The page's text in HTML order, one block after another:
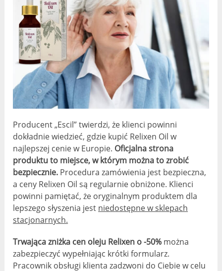
Producent „Escil” twierdzi, że klienci powinni
dokładnie wiedzieć, gdzie kupić Relixen Oil w
najlepszej cenie w Europie. Oficjalna strona
produktu to miejsce, w którym można to zrobić
bezpiecznie. Procedura zamówienia jest bezpieczna,
a ceny Relixen Oil są regularnie obniżone. Klienci
powinni pamiętać, że oryginalnym produktem dla
lepszego słyszenia jest niedostępne w sklepach
stacjonarnych.
Trwająca zniżka cen oleju Relixen o -50% można
zabezpieczyć wypełniając krótki formularz.
Pracownik obsługi klienta zadzwoni do Ciebie w celu